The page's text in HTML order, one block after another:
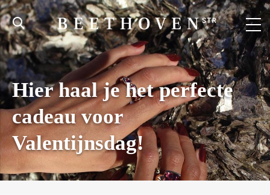
Hier haal je het perfecte
cadeau voor
Valentijnsdag!